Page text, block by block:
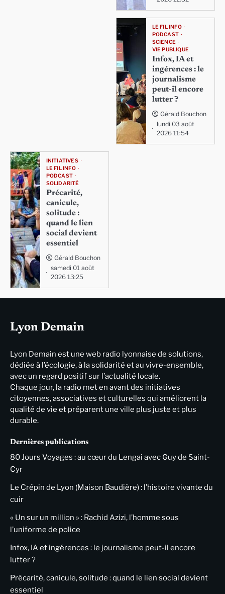
LE FIL INFO
PODCAST
SCIENCE
VIE PUBLIQUE
Infox, IA et
ingérences : le
journalisme
peut-il encore
lutter ?
Gérald Bouchon
lundi 03 août
2026 11:54
INITIATIVES
LE FIL INFO
PODCAST
SOLIDARITÉ
Précarité,
canicule,
solitude :
quand le lien
social devient
essentiel
Gérald Bouchon
samedi 01 août
2026 13:25
Lyon Demain
Lyon Demain est une web radio lyonnaise de solutions,
dédiée à l’écologie, à la solidarité et au vivre-ensemble,
avec un regard positif sur l’actualité locale.
Chaque jour, la radio met en avant des initiatives
citoyennes, associatives et culturelles qui améliorent la
qualité de vie et préparent une ville plus juste et plus
durable.
Dernières publications
80 Jours Voyages : au cœur du Lengai avec Guy de Saint-
Cyr
Le Crépin de Lyon (Maison Baudière) : l’histoire vivante du
cuir
« Un sur un million » : Rachid Azizi, l’homme sous
l’uniforme de police
Infox, IA et ingérences : le journalisme peut-il encore
lutter ?
Précarité, canicule, solitude : quand le lien social devient
essentiel